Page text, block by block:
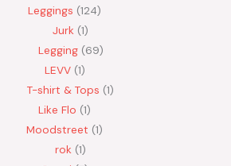
Leggings 124
Jurk 1
Legging 69
LEVV 1
T-shirt & Tops 1
Like Flo 1
Moodstreet 1
rok 1